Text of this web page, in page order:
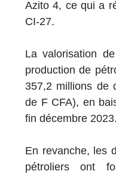
Azito 4, ce qui a
CI-27.
La valorisation
production de
357,2 millions de
de F CFA), en
fin décembre 2023.
En revanche, les
pétroliers ont